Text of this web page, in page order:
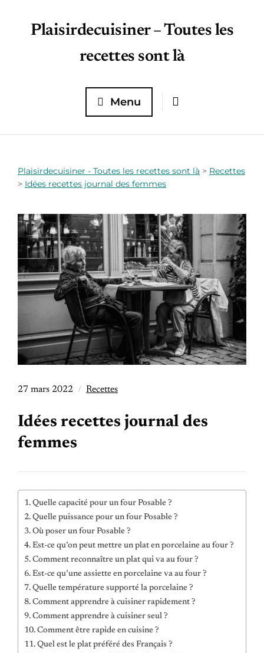
Plaisirdecuisiner – Toutes les
recettes sont là
Menu
Plaisirdecuisiner - Toutes les recettes sont là > Recettes
> Idées recettes journal des femmes
27 mars 2022 Recettes
Idées recettes journal des
femmes
Quelle capacité pour un four Posable ?
Quelle puissance pour un four Posable ?
Où poser un four Posable ?
Est-ce qu’on peut mettre un plat en porcelaine au four ?
Comment reconnaître un plat qui va au four ?
Est-ce qu’une assiette en porcelaine va au four ?
Quelle température supporté la porcelaine ?
Comment apprendre à cuisiner rapidement ?
Comment apprendre à cuisiner seul ?
Comment être rapide en cuisine ?
Quel est le plat préféré des Français ?